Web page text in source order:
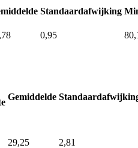
Standaardafwijking
0,95
Gemiddelde
29,25 2,81